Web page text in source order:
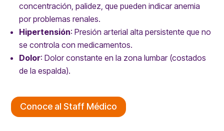
concentración, palidez, que pueden indicar anemia
por problemas renales.
Hipertensión:Presión arterial alta persistente que no
se controla con medicamentos.
Dolor:Dolor constante en la zona lumbar (costados
de la espalda).
Conoce al Staff Médico